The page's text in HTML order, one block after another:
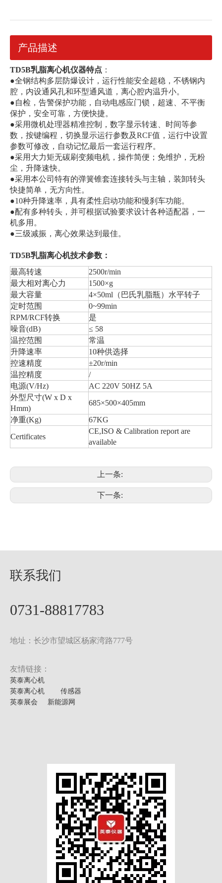
产品描述
TD5B乳脂离心机仪器特点 ：
●全钢结构多层防爆设计，运行性能安全超稳，不锈钢内
腔，内设通风孔和环型通风道，离心腔内温升小。
●自检，告警保护功能，自动电感应门锁，超速、不平衡
保护，安全可靠，方便快捷。
●采用微机处理器精准控制，数字显示转速、时间等参
数，按键编程，切换显示运行参数及RCF值，运行中设置
参数可修改，自动记忆最后一套运行程序。
●采用大力矩无碳刷变频电机，操作简便；免维护，无粉
尘，升降速快。
●采用本公司特有的弹簧锥套连接转头与主轴，装卸转头
快捷简单，无方向性。
●10种升降速率，具有柔性启动功能和慢刹车功能。
●配有多种转头，并可根据试验要求设计各种适配器，一
机多用。
●三级减振，离心效果达到最佳。
TD5B乳脂离心机技术参数：
最高转速
2500r/min
最大相对离心力
1500×g
最大容量
4×50ml（巴氏乳脂瓶）水平转子
定时范围
0~99min
RPM/RCF转换
是
噪音(dB)
≤ 58
温控范围
常温
升降速率
10种供选择
控速精度
±20r/min
温控精度
/
电源(V/Hz)
AC 220V 50HZ 5A
外型尺寸(W x D x
Hmm)
685×500×405mm
净重(Kg)
67KG
Certificates
CE,ISO & Calibration report are
available
上一条:
下一条:
联系我们
0731-88817783
地址：长沙市望城区杨家湾路777号
友情链接：
英泰离心机
英泰离心机
传感器
英泰展会
新能源网